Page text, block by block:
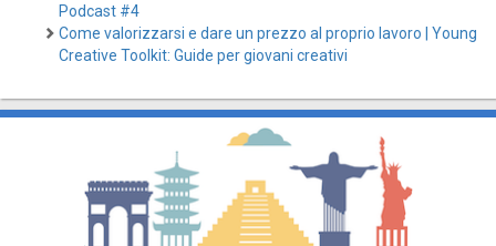
Podcast #4
Come valorizzarsi e dare un prezzo al proprio lavoro | Young
Creative Toolkit: Guide per giovani creativi